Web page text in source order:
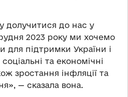
долучитися до нас у
2023 року ми хочемо
для підтримки України і
та економічні
зростання інфляції та
— сказала вона.